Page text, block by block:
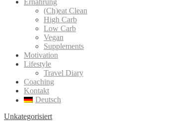
Ernährung
(Ch)eat Clean
High Carb
Low Carb
Vegan
Supplements
Motivation
Lifestyle
Travel Diary
Coaching
Kontakt
Deutsch
Unkategorisiert